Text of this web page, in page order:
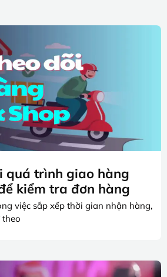
quá trình giao hàng
kiểm tra đơn hàng
việc sắp xếp thời gian nhận hàng,
theo